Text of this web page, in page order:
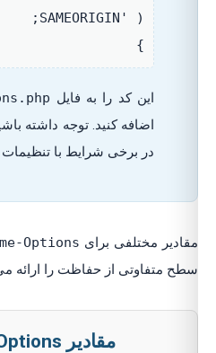
SAMEORIGIN' );
این کد را به فایل
اضافه کنید. توجه داشته
در برخی شرایط با تنظیمات
مختلفی برایOptions
متفاوتی از حفاظت را ارائه
مقادیر X-Frame-Options